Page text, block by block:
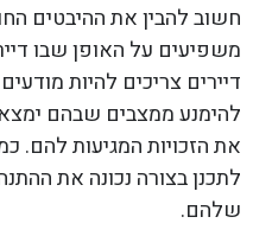
חשוב להבין את ההיבטים
משפיעים על האופן שבו
דיירים צריכים להיות
להימנע ממצבים שבהם
את הזכויות המגיעות להם.
לתכנן בצורה נכונה את
שלהם.